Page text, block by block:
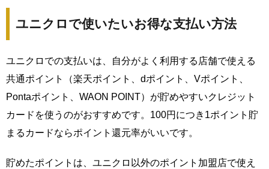
ユニクロで使いたいお得な支払い方法
ユニクロでの支払いは、自分がよく利用する店舗で使える
共通ポイント（楽天ポイント、dポイント、Vポイント、
Pontaポイント、WAON POINT）が貯めやすいクレジット
カードを使うのがおすすめです。100円につき1ポイント貯
まるカードならポイント還元率がいいです。
貯めたポイントは、ユニクロ以外のポイント加盟店で使え